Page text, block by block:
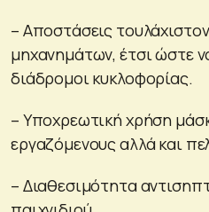
– Αποστάσεις
μηχανημάτων, έτσι ώστε
διάδρομοι κυκλοφορίας.
– Υποχρεωτική χρήση
εργαζόμενους αλλά και
– Διαθεσιμότητα